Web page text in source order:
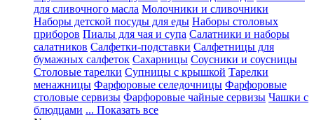
для сливочного масла Молочники и сливочники
Наборы детской посуды для еды Наборы столовых
приборов Пиалы для чая и супа Салатники и наборы
салатников Салфетки-подставки Салфетницы для
бумажных салфеток Сахарницы Соусники и соусницы
Столовые тарелки Супницы с крышкой Тарелки
менажницы Фарфоровые селедочницы Фарфоровые
столовые сервизы Фарфоровые чайные сервизы Чашки с
блюдцами ... Показать все